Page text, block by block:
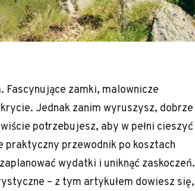
Fascynujące zamki, malownicze
Jednak zanim wyruszysz, dobrze
potrzebujesz, aby w pełni cieszyć
praktyczny przewodnik po kosztach
wydatki i uniknąć zaskoczeń.
– z tym artykułem dowiesz się,